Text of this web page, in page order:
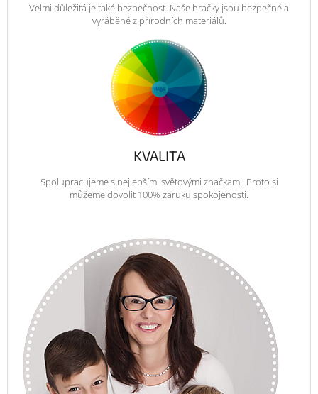
Velmi důležitá je také bezpečnost. Naše hračky jsou bezpečné a
vyráběné z přírodních materiálů.
KVALITA
Spolupracujeme s nejlepšími světovými značkami. Proto si
můžeme dovolit 100% záruku spokojenosti.